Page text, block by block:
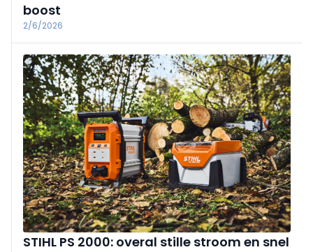
boost
2/6/2026
STIHL PS 2000: overal stille stroom en snel